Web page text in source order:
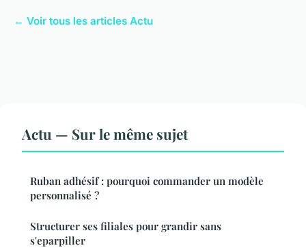
← Voir tous les articles Actu
Actu — Sur le même sujet
Ruban adhésif : pourquoi commander un modèle
personnalisé ?
Structurer ses filiales pour grandir sans
s'eparpiller